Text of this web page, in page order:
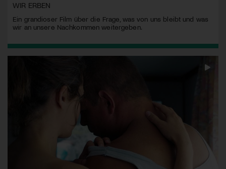
WIR ERBEN
Ein grandioser Film über die Frage, was von uns bleibt und was
wir an unsere Nachkommen weitergeben.